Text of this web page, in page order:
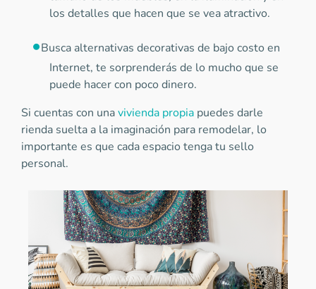
los detalles que hacen que se vea atractivo.
Busca alternativas decorativas de bajo costo en
Internet, te sorprenderás de lo mucho que se
puede hacer con poco dinero.
Si cuentas con unavivienda propia puedes darle
rienda suelta a la imaginación para remodelar, lo
importante es que cada espacio tenga tu sello
personal.